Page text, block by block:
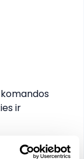
komandos
ir